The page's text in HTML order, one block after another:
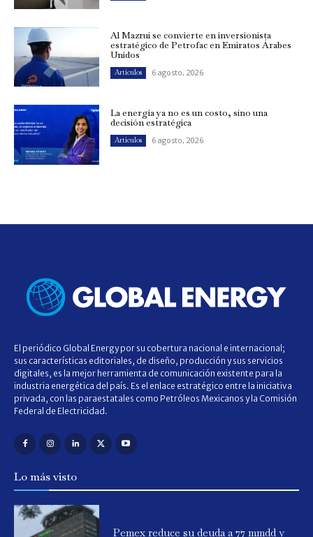
Al Mazrui se convierte en inversionista
estratégico de Petrofac en Emiratos Árabes
Unidos
Artículos 6 agosto, 2026
La energía ya no es un costo, sino una
decisión estratégica
Artículos 6 agosto, 2026
El periódico Global Energy por su cobertura nacional e internacional;
sus características editoriales, de diseño, producción y sus servicios
digitales, es la mejor herramienta de comunicación existente para la
industria energética del país. Es el enlace estratégico entre la iniciativa
privada, con las paraestatales como Petróleos Mexicanos y la Comisión
Federal de Electricidad.
Lo más visto
Pemex reduce su deuda a 77 mmdd y